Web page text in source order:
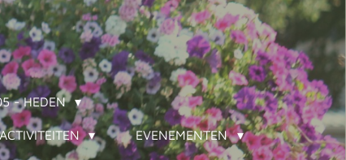
- HEDEN
EVENEMENTEN